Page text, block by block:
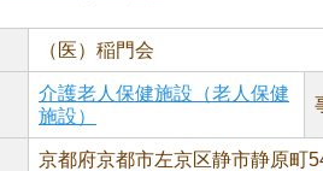
（医）稲門会
介護老人保健施設（老人保健
施設）
京都府京都市左京区静市静原町